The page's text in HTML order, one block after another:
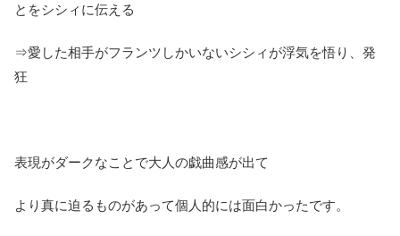
とをシシィに伝える
⇒愛した相手がフランツしかいないシシィが浮気を悟り、発
狂
表現がダークなことで大人の戯曲感が出て
より真に迫るものがあって個人的には面白かったです。